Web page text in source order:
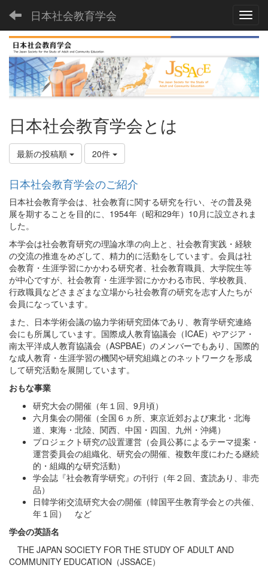
日本社会教育学会
日本社会教育学会とは
最新の投稿順 20件
日本社会教育学会のご紹介
日本社会教育学会は、社会教育に関する研究を⾏い、その普及発
展を期することを目的に、1954年（昭和29年）10月に設立されま
した。
本学会は社会教育研究の理論⽔準の向上と、社会教育実践・経験
の交流の推進をめざして、精⼒的に活動をしています。会員は社
会教育・生涯学習にかかわる研究者、社会教育職員、⼤学院⽣等
が中⼼ですが、社会教育・⽣涯学習にかかわる市⺠、学校教員、
⾏政職員などさまざまな⽴場から社会教育の研究を志す⼈たちが
会員になっています。
また、日本学術会議の協力学術研究団体であり、教育学研究連絡
会にも所属しています。国際成人教育協議会（ICAE）やアジア・
南太平洋成人教育協議会（ASPBAE）のメンバーでもあり、国際的
な成⼈教育・⽣涯学習の機関や研究組織とのネットワークを形成
して研究活動を展開しています。
おもな事業
研究大会の開催（年１回、9月頃）
六月集会の開催（全国６ヵ所、東京近郊および東北・北海
道、東海・北陸、関西、中国・四国、九州・沖縄）
プロジェクト研究の設置運営（会員公募によるテーマ提案・
運営委員会の組織化、研究会の開催、複数年度にわたる継続
的・組織的な研究活動）
学会誌『社会教育学研究』の刊行（年２回、査読あり、非売
品）
日韓学術交流研究大会の開催（韓国平生教育学会との共催、
年１回） など
学会の英語名
THE JAPAN SOCIETY FOR THE STUDY OF ADULT AND
COMMUNITY EDUCATION（JSSACE）